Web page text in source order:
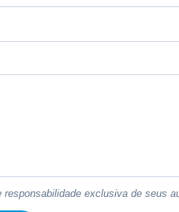
exclusiva de seus